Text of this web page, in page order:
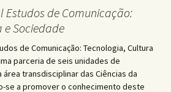
de Comunicação:
e Sociedade
de Comunicação: Tecnologia, Cultura
parceria de seis unidades de
transdisciplinar das Ciências da
se a promover o conhecimento deste